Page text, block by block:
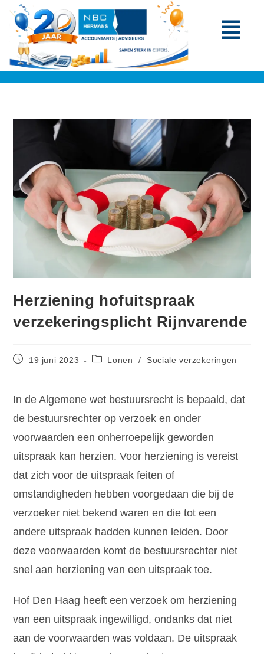
Herziening hofuitspraak
verzekeringsplicht Rijnvarende
19 juni 2023 Lonen / Sociale verzekeringen
In de Algemene wet bestuursrecht is bepaald, dat
de bestuursrechter op verzoek en onder
voorwaarden een onherroepelijk geworden
uitspraak kan herzien. Voor herziening is vereist
dat zich voor de uitspraak feiten of
omstandigheden hebben voorgedaan die bij de
verzoeker niet bekend waren en die tot een
andere uitspraak hadden kunnen leiden. Door
deze voorwaarden komt de bestuursrechter niet
snel aan herziening van een uitspraak toe.
Hof Den Haag heeft een verzoek om herziening
van een uitspraak ingewilligd, ondanks dat niet
aan de voorwaarden was voldaan. De uitspraak